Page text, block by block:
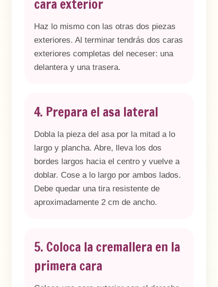
cara exterior
Haz lo mismo con las otras dos piezas
exteriores. Al terminar tendrás dos caras
exteriores completas del neceser: una
delantera y una trasera.
4. Prepara el asa lateral
Dobla la pieza del asa por la mitad a lo
largo y plancha. Abre, lleva los dos
bordes largos hacia el centro y vuelve a
doblar. Cose a lo largo por ambos lados.
Debe quedar una tira resistente de
aproximadamente 2 cm de ancho.
5. Coloca la cremallera en la
primera cara